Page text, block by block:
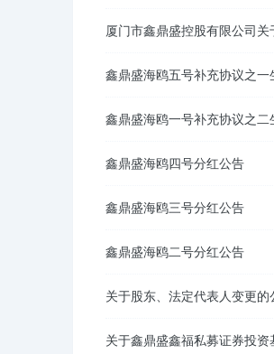
厦门市鑫鼎盛控股有限公司
鑫鼎盛海鸥五号补充协议之一
鑫鼎盛海鸥一号补充协议之二
鑫鼎盛海鸥四号分红公告
鑫鼎盛海鸥三号分红公告
鑫鼎盛海鸥二号分红公告
关于股东、法定代表人变更的
关于鑫鼎盛鑫福私募证券投